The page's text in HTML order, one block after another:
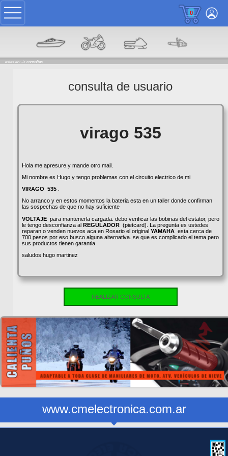
0
estas en: -> consultas
consulta de usuario
virago 535
Hola me apresure y mande otro mail.
Mi nombre es Hugo y tengo problemas con el circuito electrico de mi
VIRAGO 535.
No arranco y en estos momentos la bateria esta en un taller donde confirman
las sospechas de que no hay suficiente
VOLTAJEpara mantenerla cargada. debo verificar las bobinas del estator, pero
le tengo desconfianza al REGULADOR(pietcard). La pregunta es ustedes
reparan o venden nuevos aca en Rosario el original YAMAHAesta cerca de
700 pesos por eso busco alguna alternativa. se que es complicado el tema pero
sus productos tienen garantia.
saludos hugo martinez
REALIZAR CONSULTA
www.cmelectronica.com.ar